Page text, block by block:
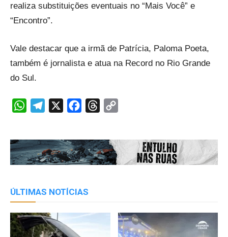
realiza substituições eventuais no “Mais Você” e
“Encontro”.
Vale destacar que a irmã de Patrícia, Paloma Poeta,
também é jornalista e atua na Record no Rio Grande
do Sul.
WhatsAppTelegram FacebookThreads
ÚLTIMAS NOTÍCIAS